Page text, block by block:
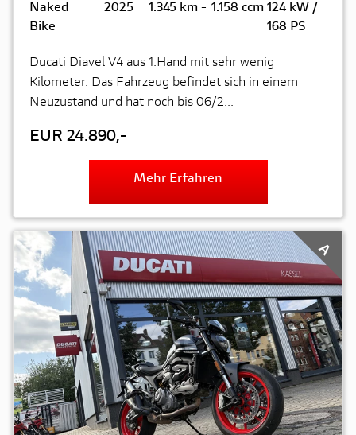
Naked
Bike
2025 1.345 km - 1.158 ccm 124 kW /
168 PS
Ducati Diavel V4 aus 1.Hand mit sehr wenig
Kilometer. Das Fahrzeug befindet sich in einem
Neuzustand und hat noch bis 06/2...
EUR 24.890,-
Mehr Erfahren
A